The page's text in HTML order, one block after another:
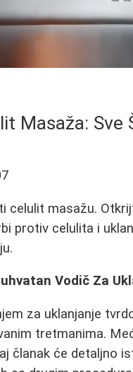
Masaža: Sve
celulit masažu.
protiv celulita i
Vodič Za
za uklanjanje
tretmanima.
članak će detaljno